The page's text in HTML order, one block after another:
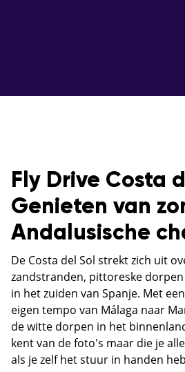
Fly Drive Costa
Genieten van
Andalusische
De Costa del Sol strekt zich uit
zandstranden, pittoreske
in het zuiden van Spanje. Met
eigen tempo van Málaga naar
de witte dorpen in het
kent van de foto's maar die je
als je zelf het stuur in handen